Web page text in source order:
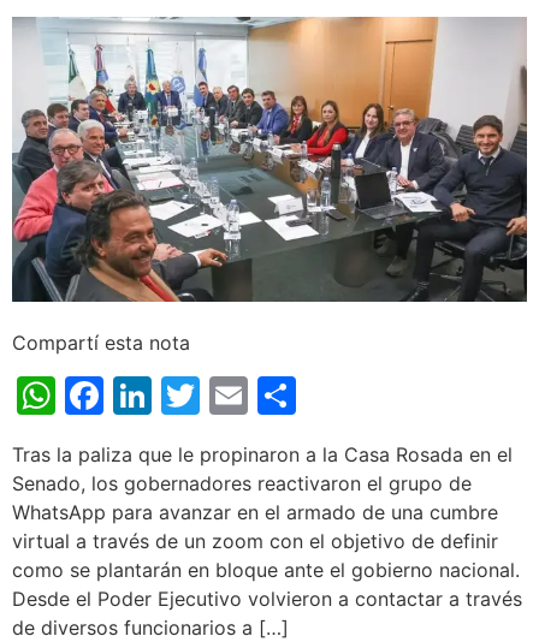
Compartí esta nota
WhatsApp
Facebook
LinkedIn
Twitter
Email
Tras la paliza que le propinaron a la Casa Rosada en el
Senado, los gobernadores reactivaron el grupo de
WhatsApp para avanzar en el armado de una cumbre
virtual a través de un zoom con el objetivo de definir
como se plantarán en bloque ante el gobierno nacional.
Desde el Poder Ejecutivo volvieron a contactar a través
de diversos funcionarios a […]